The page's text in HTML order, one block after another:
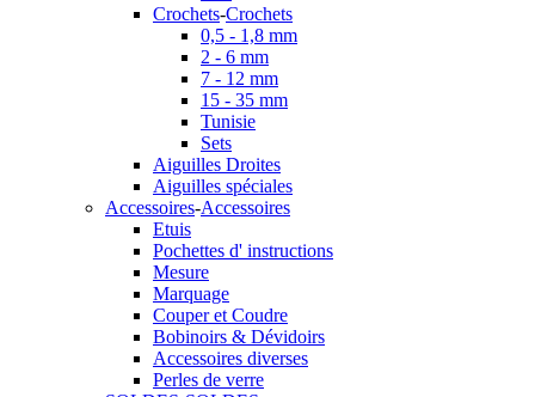
Crochets-Crochets
0,5 - 1,8 mm
2 - 6 mm
7 - 12 mm
15 - 35 mm
Tunisie
Sets
Aiguilles Droites
Aiguilles spéciales
Accessoires-Accessoires
Etuis
Pochettes d' instructions
Mesure
Marquage
Couper et Coudre
Bobinoirs & Dévidoirs
Accessoires diverses
Perles de verre